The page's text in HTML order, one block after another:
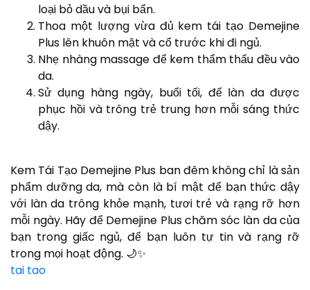
TRANG
GIỚI
THIỆU
MỸ
PHẨM
loại bỏ dầu và bụi bẩn.
Thoa một lượng vừa đủ kem tái tạo Demejine
Plus lên khuôn mặt và cổ trước khi đi ngủ.
Nhẹ nhàng massage để kem thẩm thấu đều vào
da.
Sử dụng hàng ngày, buổi tối, để làn da được
phục hồi và trông trẻ trung hơn mỗi sáng thức
dậy.
Kem Tái Tạo Demejine Plus ban đêm không chỉ là sản
phẩm dưỡng da, mà còn là bí mật để bạn thức dậy
với làn da trông khỏe mạnh, tươi trẻ và rạng rỡ hơn
mỗi ngày. Hãy để Demejine Plus chăm sóc làn da của
bạn trong giấc ngủ, để bạn luôn tự tin và rạng rỡ
trong mọi hoạt động. 🌙✨
tai tao